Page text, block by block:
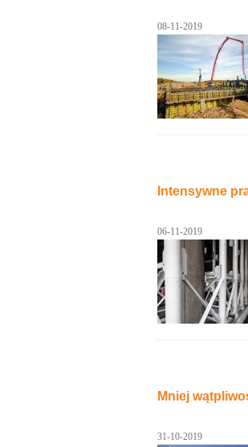
08-11-2019
Intensywne
06-11-2019
Mniej
31-10-2019